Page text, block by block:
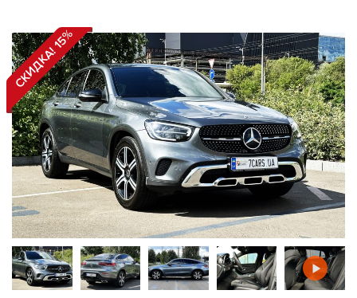
СКИДКА! 15%